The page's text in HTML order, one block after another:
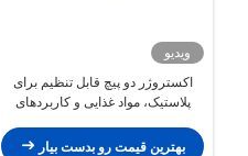
ویدیو
اکستروژر دو پیچ قابل تنظیم برای
پلاستیک، مواد غذایی و کاربردهای
بهترین قیمت رو بدست بیار